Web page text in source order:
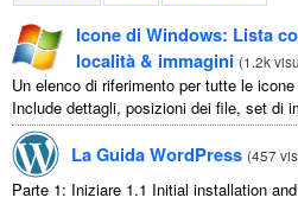
Icone di Windows: Lista
località & immagini (1.2k
Un elenco di riferimento per tutte le
Include dettagli, posizioni dei file, set di
La Guida WordPress (457
Parte 1: Iniziare 1.1 Initial installation